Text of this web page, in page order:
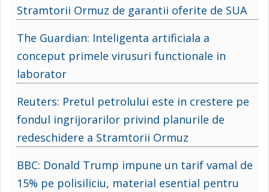
Stramtorii Ormuz de garantii oferite de SUA
The Guardian: Inteligenta artificiala a
conceput primele virusuri functionale in
laborator
Reuters: Pretul petrolului este in crestere pe
fondul ingrijorarilor privind planurile de
redeschidere a Stramtorii Ormuz
BBC: Donald Trump impune un tarif vamal de
15% pe polisiliciu, material esential pentru